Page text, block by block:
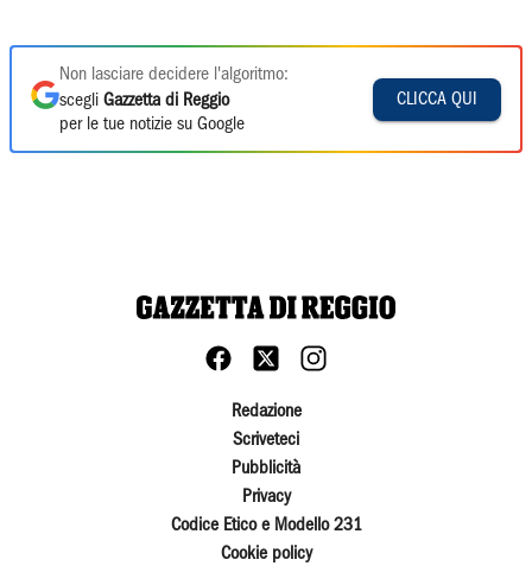
Non lasciare decidere l'algoritmo:
scegli Gazzetta di Reggio
per le tue notizie su Google
CLICCA QUI
Redazione
Scriveteci
Pubblicità
Privacy
Codice Etico e Modello 231
Cookie policy